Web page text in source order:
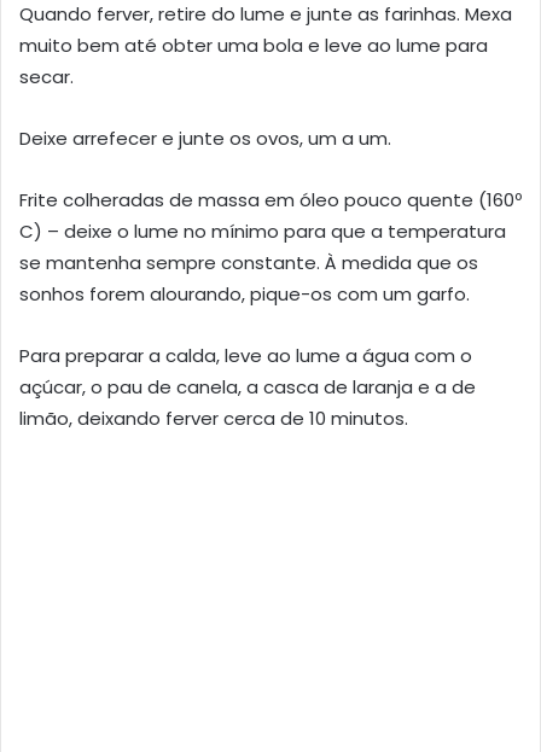
Quando ferver, retire do lume e junte as farinhas. Mexa
muito bem até obter uma bola e leve ao lume para
secar.
Deixe arrefecer e junte os ovos, um a um.
Frite colheradas de massa em óleo pouco quente (160º
C) – deixe o lume no mínimo para que a temperatura
se mantenha sempre constante. À medida que os
sonhos forem alourando, pique-os com um garfo.
Para preparar a calda, leve ao lume a água com o
açúcar, o pau de canela, a casca de laranja e a de
limão, deixando ferver cerca de 10 minutos.